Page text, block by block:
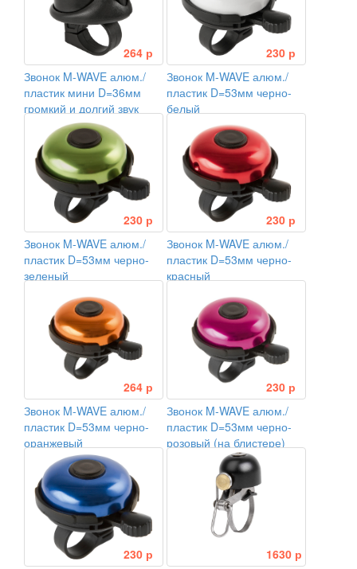
264 р
Звонок M-WAVE алюм./
пластик мини D=36мм
громкий и долгий звук
черный (на блистере)
230 р
Звонок M-WAVE алюм./
пластик D=53мм черно-
белый
230 р
Звонок M-WAVE алюм./
пластик D=53мм черно-
зеленый
230 р
Звонок M-WAVE алюм./
пластик D=53мм черно-
красный
264 р
Звонок M-WAVE алюм./
пластик D=53мм черно-
оранжевый
230 р
Звонок M-WAVE алюм./
пластик D=53мм черно-
розовый (на блистере)
230 р
1630 р